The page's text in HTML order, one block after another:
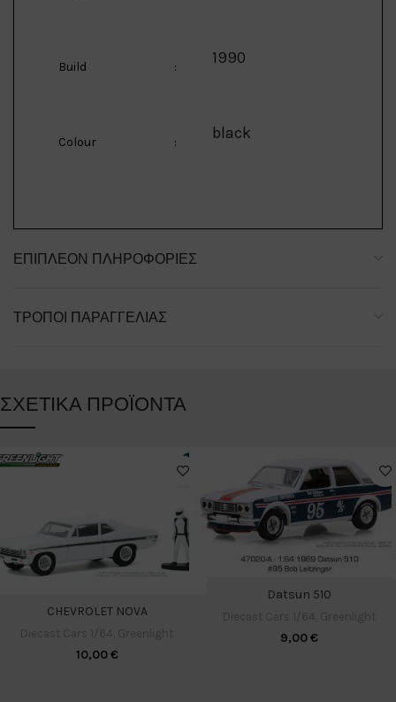
Build : 1990
Colour : black
ΕΠΙΠΛΈΟΝ ΠΛΗΡΟΦΟΡΊΕΣ
ΤΡΌΠΟΙ ΠΑΡΑΓΓΕΛΊΑΣ
ΣΧΕΤΙΚΆ ΠΡΟΪΌΝΤΑ
CHEVROLET NOVA
10,00€
Datsun 510
9,00€